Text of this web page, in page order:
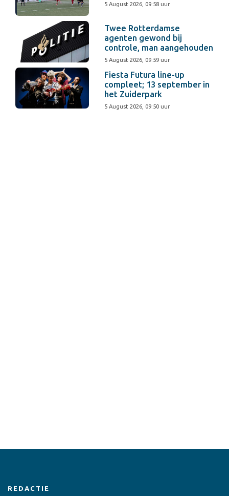
5 August 2026, 09:58 uur
Twee Rotterdamse
agenten gewond bij
controle, man aangehouden
5 August 2026, 09:59 uur
Fiesta Futura line-up
compleet; 13 september in
het Zuiderpark
5 August 2026, 09:50 uur
REDACTIE